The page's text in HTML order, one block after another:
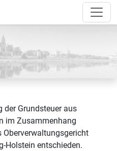
der Grundsteuer aus
im Zusammenhang
Holstein entschieden.